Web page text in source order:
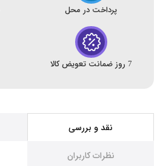
پرداخت در محل
7 روز ضمانت تعویض کالا
نقد و بررسی
نظرات کاربران